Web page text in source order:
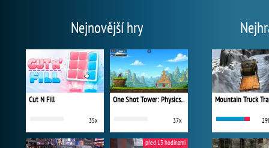
Nejnovější hry
Cut N Fill
35x
One Shot Tower: Physics Destroyer
37x
před 13 hodinami
Mountain Truck